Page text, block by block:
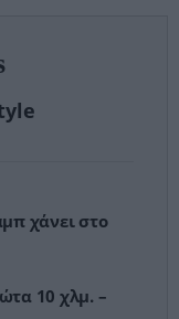
χάνει στο
10 χλμ. –